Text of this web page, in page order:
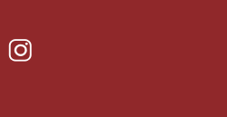
Instagram